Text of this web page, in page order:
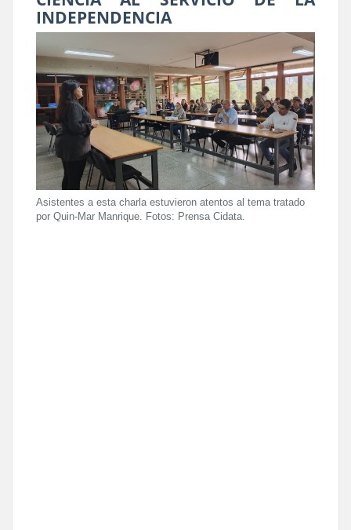
INDEPENDENCIA
Asistentes a esta charla estuvieron atentos al tema tratado
por Quin-Mar Manrique. Fotos: Prensa Cidata.